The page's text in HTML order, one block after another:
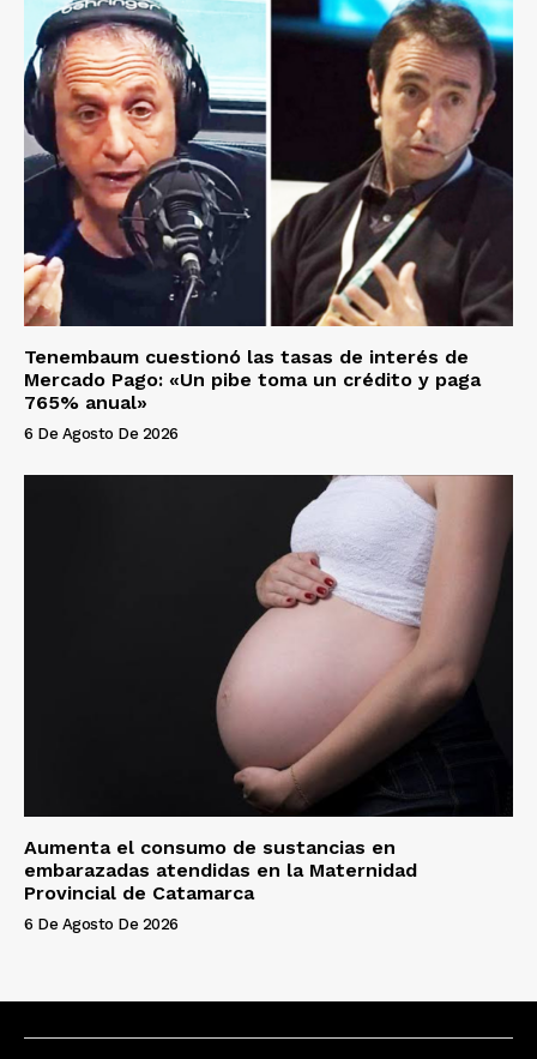
Tenembaum cuestionó las tasas de interés de
Mercado Pago: «Un pibe toma un crédito y paga
765% anual»
6 De Agosto De 2026
Aumenta el consumo de sustancias en
embarazadas atendidas en la Maternidad
Provincial de Catamarca
6 De Agosto De 2026